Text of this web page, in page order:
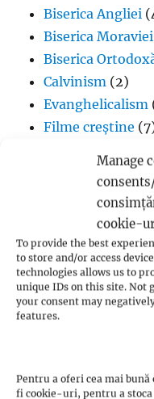
Manage
cookie-
To provide the best
to store and/or access
technologies allows us to
unique IDs on this site. Not
your consent may
features.
Pentru a oferi cea mai
fi cookie-uri, pentru a
Biserica Angliei
Biserica Moraviei
Biserica
Calvinism (2)
Evanghelicalism
Filme creștine
(2)
(7)
John Calvin(3)
Luteranism(5)
Martin Luther
Metodism(2)
profeții Zwickau